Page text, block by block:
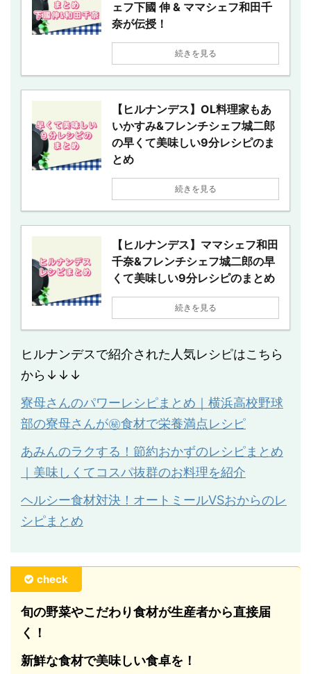
ェフ下國 伸 & ママシェフ和田千
奈が伝授！
続きを見る
【ヒルナンデス】OL料理家もあ
いかすみ&フレンチシェフ城二郎
の早くて美味しい9分レシピのま
とめ
続きを見る
【ヒルナンデス】ママシェフ和田
千奈&フレンチシェフ城二郎の早
くて美味しい9分レシピのまとめ
続きを見る
ヒルナンデスで紹介された人気レシピはこちら
から↓↓↓
寮母さんのパワーレシピまとめ｜横浜高校野球
部の寮母さんが㊙︎食材で栄養満点レシピ
あみんのラクする！節約おかずのレシピまとめ
｜美味しくてコスパ抜群のお料理を紹介
ヘルシー食材対決！オートミールVSおからのレ
シピまとめ
check
旬の野菜やこだわり食材が生産者から直接届
く！
新鮮な食材で美味しい食卓を！